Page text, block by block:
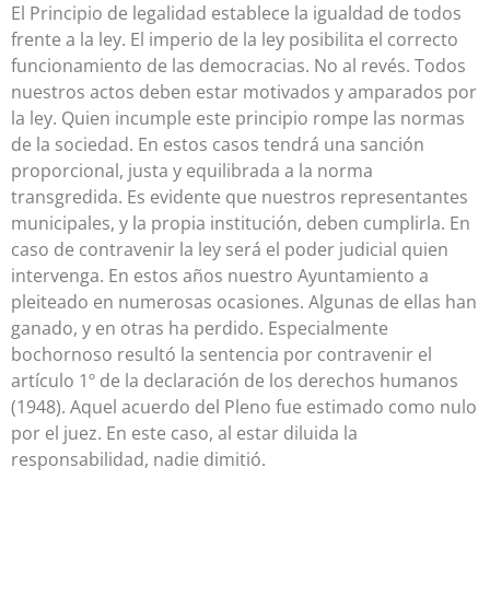
El Principio de legalidad establece la igualdad de todos
frente a la ley. El imperio de la ley posibilita el correcto
funcionamiento de las democracias. No al revés. Todos
nuestros actos deben estar motivados y amparados por
la ley. Quien incumple este principio rompe las normas
de la sociedad. En estos casos tendrá una sanción
proporcional, justa y equilibrada a la norma
transgredida. Es evidente que nuestros representantes
municipales, y la propia institución, deben cumplirla. En
caso de contravenir la ley será el poder judicial quien
intervenga. En estos años nuestro Ayuntamiento a
pleiteado en numerosas ocasiones. Algunas de ellas han
ganado, y en otras ha perdido. Especialmente
bochornoso resultó la sentencia por contravenir el
artículo 1º de la declaración de los derechos humanos
(1948). Aquel acuerdo del Pleno fue estimado como nulo
por el juez. En este caso, al estar diluida la
responsabilidad, nadie dimitió.